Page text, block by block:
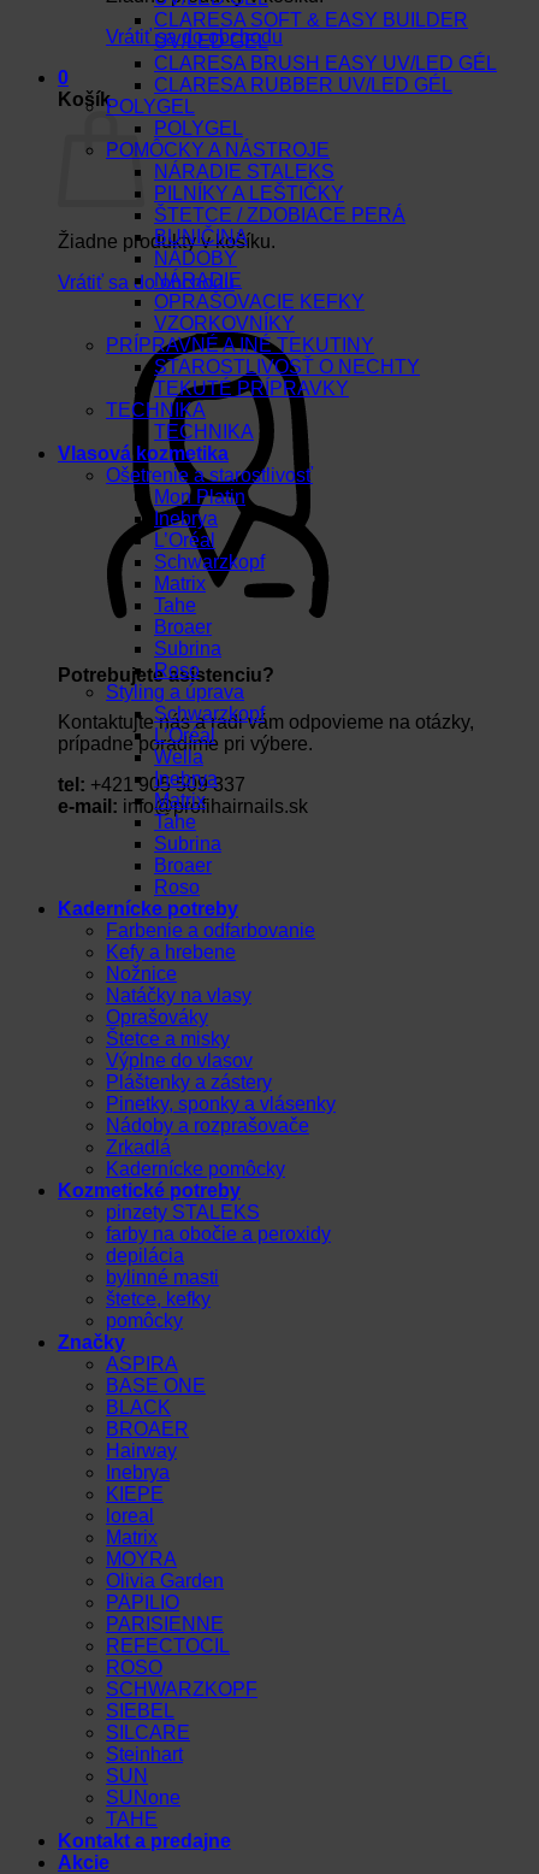
Vrátiť sa do obchodu
0
Košík
Žiadne produkty v košíku.
Vrátiť sa do obchodu
Potrebujete asistenciu?
Kontaktujte nás a radi vám odpovieme na otázky,
prípadne poradíme pri výbere.
tel: +421 905 509 337
e-mail: info@profihairnails.sk
CLARESA SOFT & EASY BUILDER
UV/LED GEL
CLARESA BRUSH EASY UV/LED GÉL
CLARESA RUBBER UV/LED GÉL
POLYGEL
POLYGEL
POMÔCKY A NÁSTROJE
NÁRADIE STALEKS
PILNÍKY A LEŠTIČKY
ŠTETCE / ZDOBIACE PERÁ
BUNIČINA
NÁDOBY
NÁRADIE
OPRAŠOVACIE KEFKY
VZORKOVNÍKY
PRÍPRAVNÉ A INÉ TEKUTINY
STAROSTLIVOSŤ O NECHTY
TEKUTÉ PRÍPRAVKY
TECHNIKA
TECHNIKA
Vlasová kozmetika
Ošetrenie a starostlivosť
Mon Platin
Inebrya
L’Oréal
Schwarzkopf
Matrix
Tahe
Broaer
Subrina
Roso
Styling a úprava
Schwarzkopf
L’Oréal
Wella
Inebrya
Matrix
Tahe
Subrina
Broaer
Roso
Kadernícke potreby
Farbenie a odfarbovanie
Kefy a hrebene
Nožnice
Natáčky na vlasy
Oprašováky
Štetce a misky
Výplne do vlasov
Pláštenky a zástery
Pinetky, sponky a vlásenky
Nádoby a rozprašovače
Zrkadlá
Kadernícke pomôcky
Kozmetické potreby
pinzety STALEKS
farby na obočie a peroxidy
depilácia
bylinné masti
štetce, kefky
pomôcky
Značky
ASPIRA
BASE ONE
BLACK
BROAER
Hairway
Inebrya
KIEPE
loreal
Matrix
MOYRA
Olivia Garden
PAPILIO
PARISIENNE
REFECTOCIL
ROSO
SCHWARZKOPF
SIEBEL
SILCARE
Steinhart
SUN
SUNone
TAHE
Kontakt a predajne
Akcie